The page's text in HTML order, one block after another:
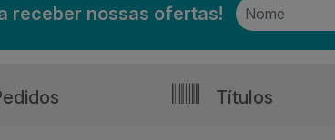
receber nossas ofertas!
Títulos